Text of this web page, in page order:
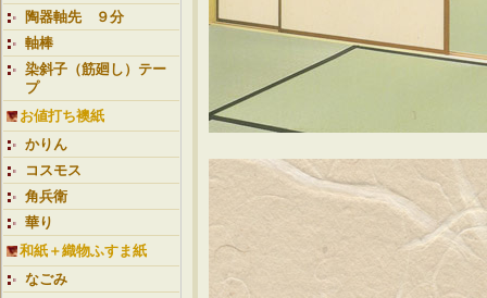
陶器軸先 ９分
軸棒
染斜子（筋廻し）テー
プ
お値打ち襖紙
かりん
コスモス
角兵衛
華り
和紙＋織物ふすま紙
なごみ